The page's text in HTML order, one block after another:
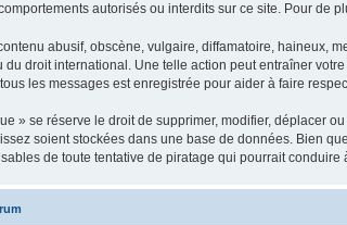
autorisés ou interdits sur ce site. Pour de
abusif, obscène, vulgaire, diffamatoire, haineux,
droit international. Une telle action peut entraîner
les messages est enregistrée pour aider à faire
» se réserve le droit de supprimer, modifier, déplacer
soient stockées dans une base de données. Bien
de toute tentative de piratage qui pourrait conduire